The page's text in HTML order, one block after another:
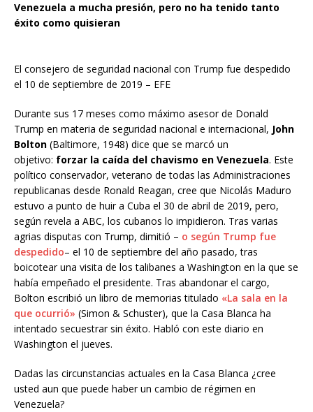
Venezuela a mucha presión, pero no ha tenido tanto
éxito como quisieran
El consejero de seguridad nacional con Trump fue despedido
el 10 de septiembre de 2019 – EFE
Durante sus 17 meses como máximo asesor de Donald
Trump en materia de seguridad nacional e internacional, John
Bolton (Baltimore, 1948) dice que se marcó un
objetivo: forzar la caída del chavismo en Venezuela. Este
político conservador, veterano de todas las Administraciones
republicanas desde Ronald Reagan, cree que Nicolás Maduro
estuvo a punto de huir a Cuba el 30 de abril de 2019, pero,
según revela a ABC, los cubanos lo impidieron. Tras varias
agrias disputas con Trump, dimitió – o según Trump fue
despedido– el 10 de septiembre del año pasado, tras
boicotear una visita de los talibanes a Washington en la que se
había empeñado el presidente. Tras abandonar el cargo,
Bolton escribió un libro de memorias titulado «La sala en la
que ocurrió» (Simon & Schuster), que la Casa Blanca ha
intentado secuestrar sin éxito. Habló con este diario en
Washington el jueves.
Dadas las circunstancias actuales en la Casa Blanca ¿cree
usted aun que puede haber un cambio de régimen en
Venezuela?